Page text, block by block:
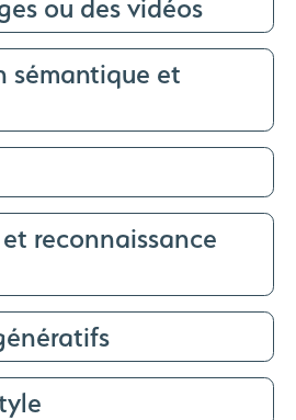
ou des vidéos
sémantique et
et reconnaissance